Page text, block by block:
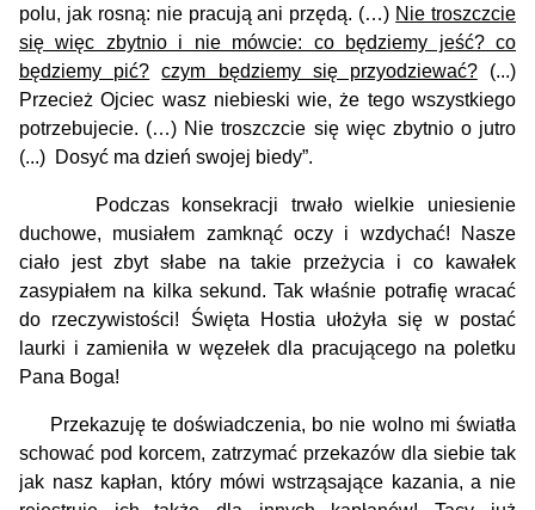
polu, jak rosną: nie pracują ani przędą. (…) Nie troszczcie
się więc zbytnio i nie mówcie: co będziemy jeść? co
będziemy pić?
czym będziemy się przyodziewać?(...)
Przecież Ojciec wasz niebieski wie, że tego wszystkiego
potrzebujecie. (…) Nie troszczcie się więc zbytnio o jutro
(...) Dosyć ma dzień swojej biedy”.
Podczas konsekracji trwało wielkie uniesienie
duchowe, musiałem zamknąć oczy i wzdychać! Nasze
ciało jest zbyt słabe na takie przeżycia i co kawałek
zasypiałem na kilka sekund. Tak właśnie potrafię wracać
do rzeczywistości! Święta Hostia ułożyła się w postać
laurki i zamieniła w węzełek dla pracującego na poletku
Pana Boga!
Przekazuję te doświadczenia, bo nie wolno mi światła
schować pod korcem, zatrzymać przekazów dla siebie tak
jak nasz kapłan, który mówi wstrząsające kazania, a nie